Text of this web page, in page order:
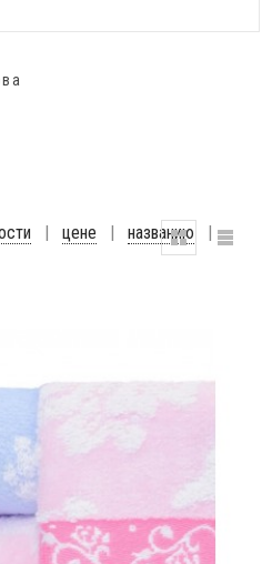
| цене | названию
|